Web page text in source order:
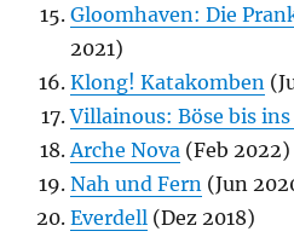
Gloomhaven: Die
2021)
Klong! Katakomben
Villainous: Böse bis
Arche Nova (Feb 2022)
Nah und Fern (Jun
Everdell (Dez 2018)